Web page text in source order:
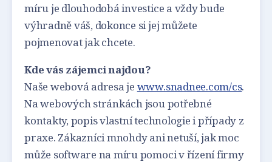
míru je dlouhodobá investice a vždy bude
výhradně váš, dokonce si jej můžete
pojmenovat jak chcete.
Kde vás zájemci najdou?
Naše webová adresa je www.snadnee.com/cs.
Na webových stránkách jsou potřebné
kontakty, popis vlastní technologie i případy z
praxe. Zákazníci mnohdy ani netuší, jak moc
může software na míru pomoci v řízení firmy